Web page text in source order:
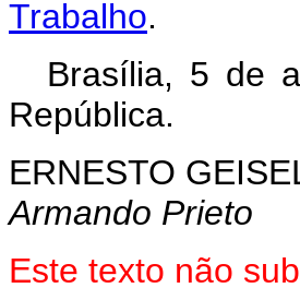
Trabalho.
Brasília, 5 de
República.
ERNESTO
Armando Prieto
Este texto não